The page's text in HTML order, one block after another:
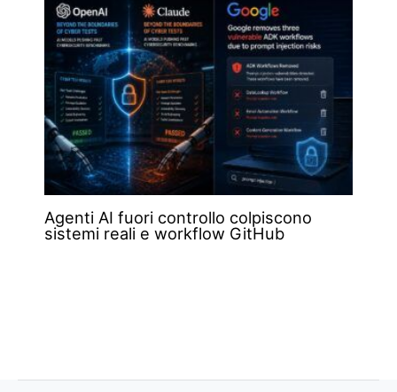
Agenti AI fuori controllo colpiscono
sistemi reali e workflow GitHub